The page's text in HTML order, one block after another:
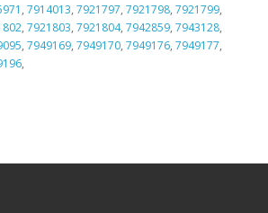
, 7914013, 7921797, 7921798, 7921799,
, 7921803, 7921804, 7942859, 7943128,
, 7949169, 7949170, 7949176, 7949177,
,